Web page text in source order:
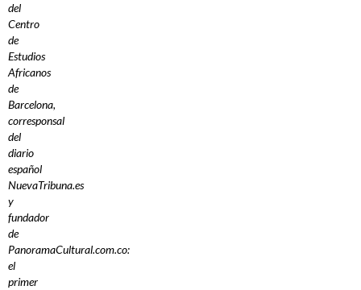
del
Centro
de
Estudios
Africanos
de
Barcelona,
corresponsal
del
diario
español
NuevaTribuna.es
y
fundador
de
PanoramaCultural.com.co:
el
primer